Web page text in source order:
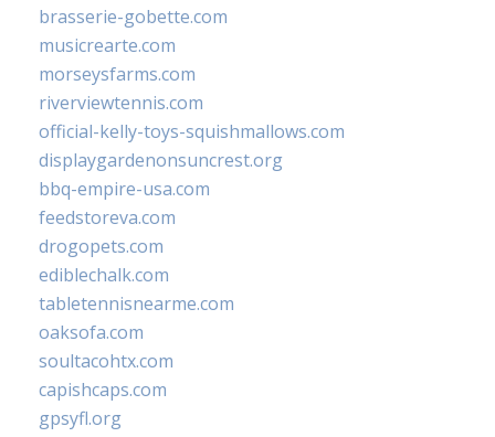
brasserie-gobette.com
musicrearte.com
morseysfarms.com
riverviewtennis.com
official-kelly-toys-squishmallows.com
displaygardenonsuncrest.org
bbq-empire-usa.com
feedstoreva.com
drogopets.com
ediblechalk.com
tabletennisnearme.com
oaksofa.com
soultacohtx.com
capishcaps.com
gpsyfl.org